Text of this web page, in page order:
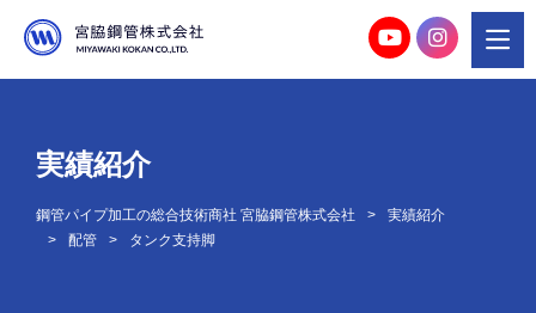
実績紹介
鋼管パイプ加工の総合技術商社 宮脇鋼管株式会社
実績紹介
配管
タンク支持脚